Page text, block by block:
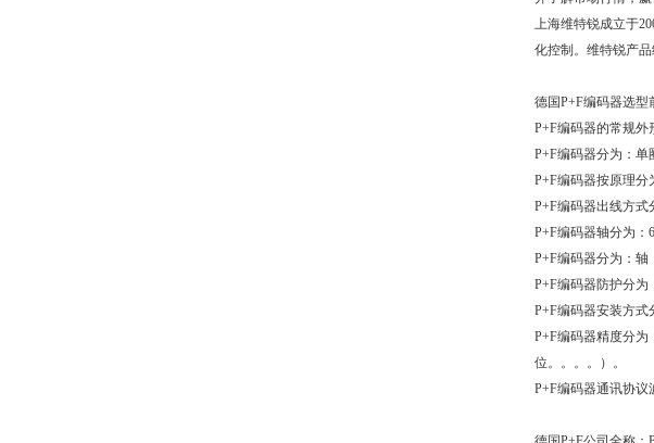
上海维特锐成立于
化控制。维特锐产
德国P+F编码器选型
P+F编码器的常规
P+F编码器分为：单
P+F编码器按原理
P+F编码器出线方
P+F编码器轴分为
P+F编码器分为：轴
P+F编码器防护分为
P+F编码器安装方式
P+F编码器精度分为
位。。。。）。
P+F编码器通讯协议